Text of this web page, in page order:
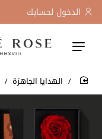
الدخول لحسابك
home الهدايا الجاهزة